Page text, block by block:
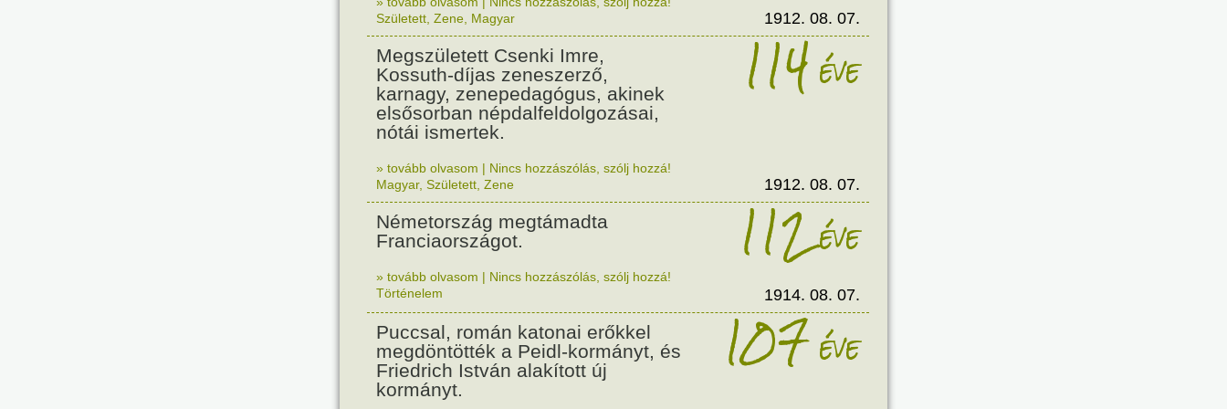
Született Zene Magyar 1912. 08. 07.
Megszületett Csenki Imre,
Kossuth-díjas zeneszerző,
karnagy, zenepedagógus, akinek
elsősorban népdalfeldolgozásai,
nótái ismertek.
114éve
» tovább olvasom | Nincs hozzászólás, szólj hozzá!
Magyar, Született Zene 1912. 08. 07.
Németország megtámadta
Franciaországot.
112éve
» tovább olvasom | Nincs hozzászólás, szólj hozzá!
Történelem
1914. 08. 07.
Puccsal, román katonai erőkkel
megdöntötték a Peidl-kormányt, és
Friedrich István alakított új
kormányt.
107éve